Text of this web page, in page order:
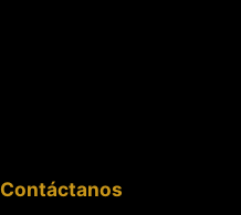
Contáctanos